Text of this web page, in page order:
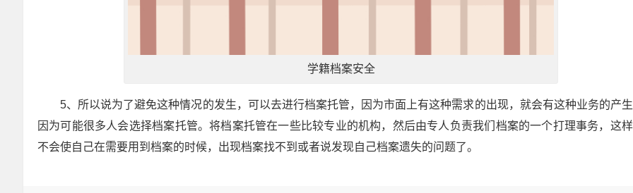
学籍档案安全
5、所以说为了避免这种情况的发生，可以去进行档案托管，因为市面上有这种需求的出现，就会有这种业务的产
因为可能很多人会选择档案托管。将档案托管在一些比较专业的机构，然后由专人负责我们档案的一个打理事务，这
不会使自己在需要用到档案的时候，出现档案找不到或者说发现自己档案遗失的问题了。